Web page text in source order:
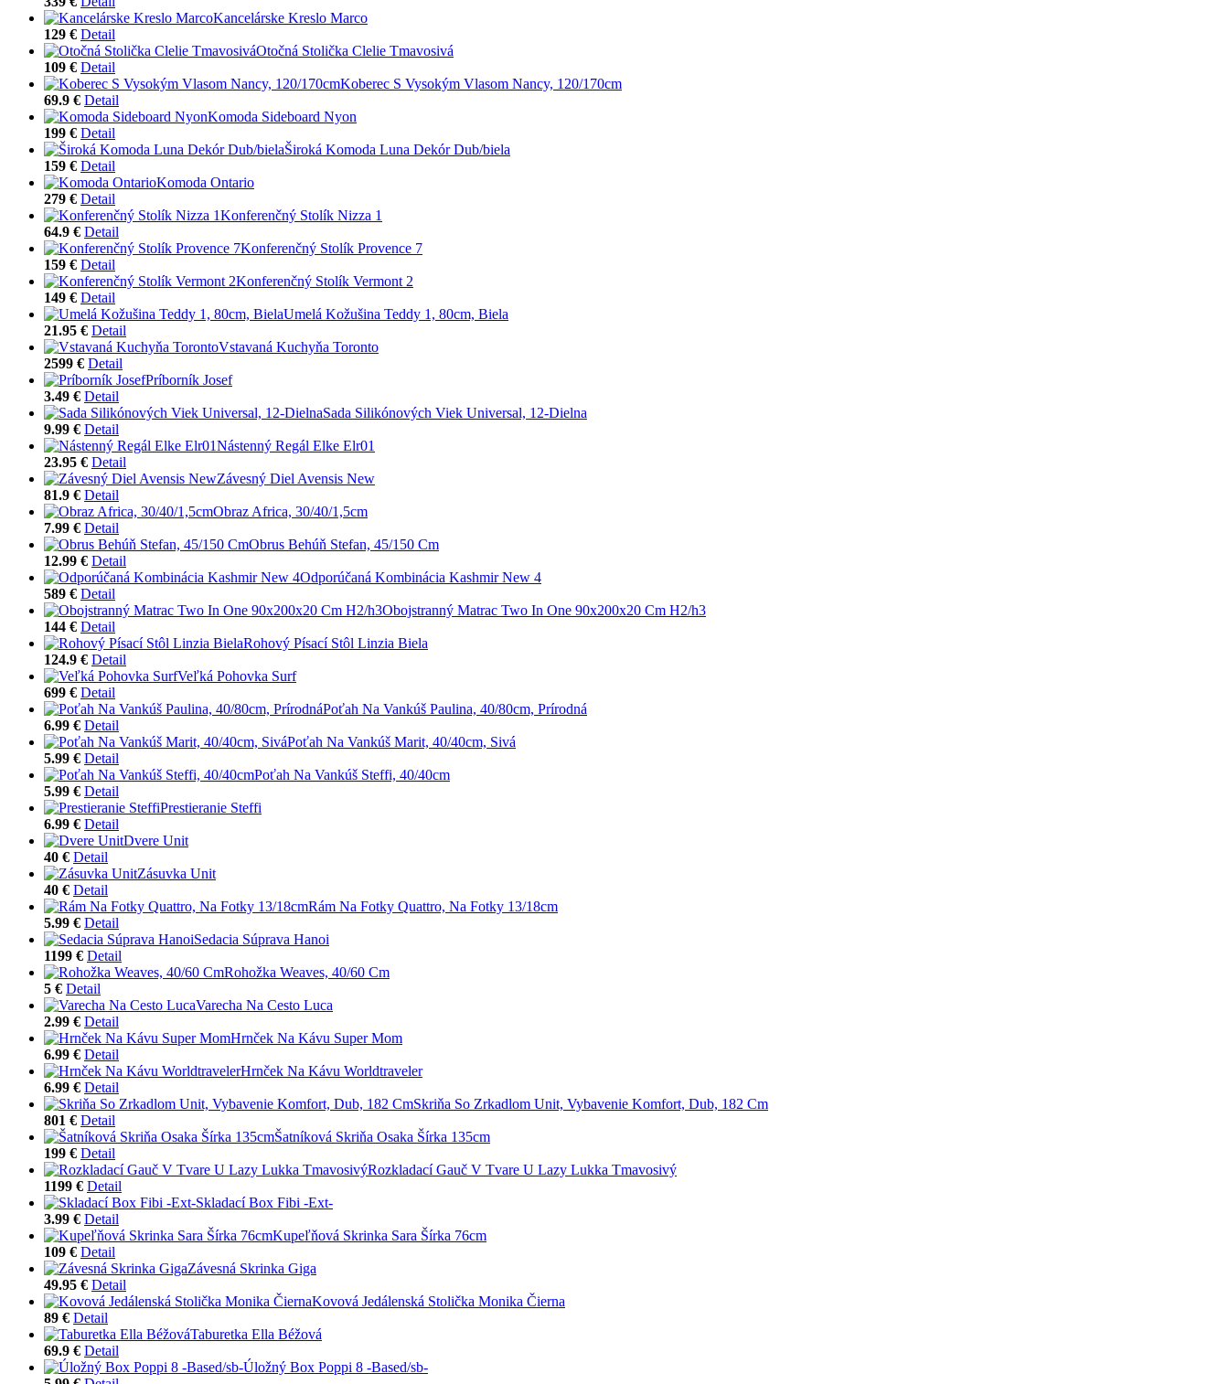
Kancelárske Kreslo Marco
129 € Detail
Otočná Stolička Clelie Tmavosivá
109 € Detail
Koberec S Vysokým Vlasom Nancy, 120/170cm
69.9 € Detail
Komoda Sideboard Nyon
199 € Detail
Široká Komoda Luna Dekór Dub/biela
159 € Detail
Komoda Ontario
279 € Detail
Konferenčný Stolík Nizza 1
64.9 € Detail
Konferenčný Stolík Provence 7
159 € Detail
Konferenčný Stolík Vermont 2
149 € Detail
Umelá Kožušina Teddy 1, 80cm, Biela
21.95 € Detail
Vstavaná Kuchyňa Toronto
2599 € Detail
Príborník Josef
3.49 € Detail
Sada Silikónových Viek Universal, 12-Dielna
9.99 € Detail
Nástenný Regál Elke Elr01
23.95 € Detail
Závesný Diel Avensis New
81.9 € Detail
Obraz Africa, 30/40/1,5cm
7.99 € Detail
Obrus Behúň Stefan, 45/150 Cm
12.99 € Detail
Odporúčaná Kombinácia Kashmir New 4
589 € Detail
Obojstranný Matrac Two In One 90x200x20 Cm H2/h3
144 € Detail
Rohový Písací Stôl Linzia Biela
124.9 € Detail
Veľká Pohovka Surf
699 € Detail
Poťah Na Vankúš Paulina, 40/80cm, Prírodná
6.99 € Detail
Poťah Na Vankúš Marit, 40/40cm, Sivá
5.99 € Detail
Poťah Na Vankúš Steffi, 40/40cm
5.99 € Detail
Prestieranie Steffi
6.99 € Detail
Dvere Unit
40 € Detail
Zásuvka Unit
40 € Detail
Rám Na Fotky Quattro, Na Fotky 13/18cm
5.99 € Detail
Sedacia Súprava Hanoi
1199 € Detail
Rohožka Weaves, 40/60 Cm
5 € Detail
Varecha Na Cesto Luca
2.99 € Detail
Hrnček Na Kávu Super Mom
6.99 € Detail
Hrnček Na Kávu Worldtraveler
6.99 € Detail
Skriňa So Zrkadlom Unit, Vybavenie Komfort, Dub, 182 Cm
801 € Detail
Šatníková Skriňa Osaka Šírka 135cm
199 € Detail
Rozkladací Gauč V Tvare U Lazy Lukka Tmavosivý
1199 € Detail
Skladací Box Fibi -Ext-
3.99 € Detail
Kupeľňová Skrinka Sara Šírka 76cm
109 € Detail
Závesná Skrinka Giga
49.95 € Detail
Kovová Jedálenská Stolička Monika Čierna
89 € Detail
Taburetka Ella Béžová
69.9 € Detail
Úložný Box Poppi 8 -Based/sb-